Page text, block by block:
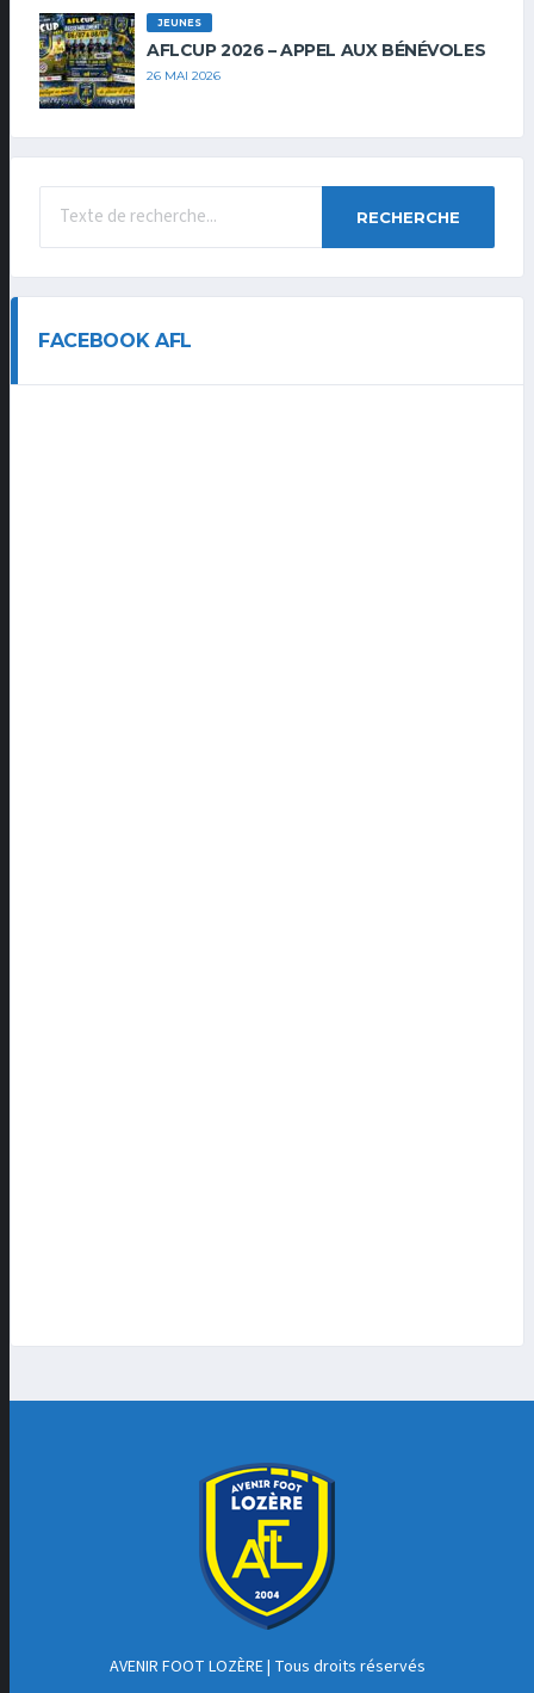
JEUNES
AFLCUP 2026 – APPEL AUX BÉNÉVOLES
26 MAI 2026
RECHERCHE
FACEBOOK AFL
AVENIR FOOT LOZÈRE| Tous droits réservés